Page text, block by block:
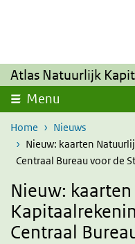
Overslaan en naar de inhoud
Atlas Natuurlijk
Menu
Home
Nieuws
Nieuw: kaarten
Centraal Bureau voor de
Nieuw:
Centraal